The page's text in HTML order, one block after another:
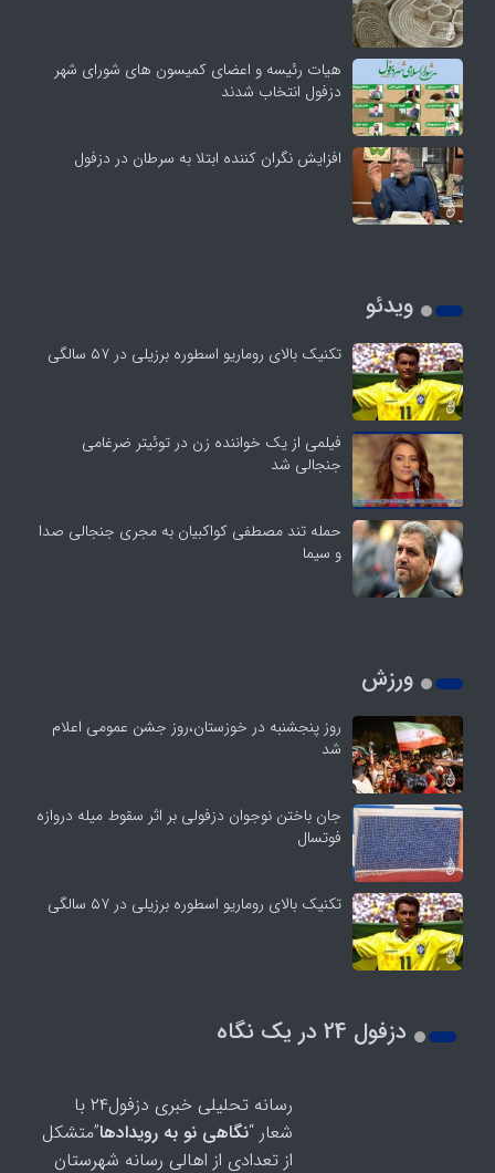
هیات رئیسه و اعضای کمیسون های شورای شهر
دزفول انتخاب شدند
افزایش نگران کننده ابتلا به سرطان در دزفول
ویدئو
تکنیک بالای روماریو اسطوره برزیلی در ۵۷ سالگی
فیلمی از یک خواننده زن در توئیتر ضرغامی
جنجالی شد
حمله تند مصطفی کواکبیان به مجری جنجالی صدا
و سیما
ورزش
روز پنجشنبه در خوزستان،روز جشن عمومی اعلام
شد
جان باختن نوجوان دزفولی بر اثر سقوط میله دروازه
فوتسال
تکنیک بالای روماریو اسطوره برزیلی در ۵۷ سالگی
دزفول 24 در یک نگاه
رسانه تحلیلی خبری دزفول۲۴ با
شعار “نگاهی نو به رویدادها”متشکل
از تعدادی از اهالی رسانه شهرستان